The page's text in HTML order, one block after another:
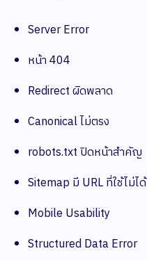
Server Error
หน้า 404
Redirect ผิดพลาด
Canonical ไม่ตรง
robots.txt ปิดหน้าสำคัญ
Sitemap มี URL ที่ใช้ไม่ได้
Mobile Usability
Structured Data Error